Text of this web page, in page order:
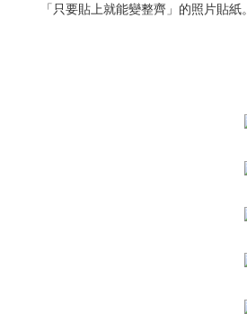
「只要貼上就能變整齊」的照片貼紙。